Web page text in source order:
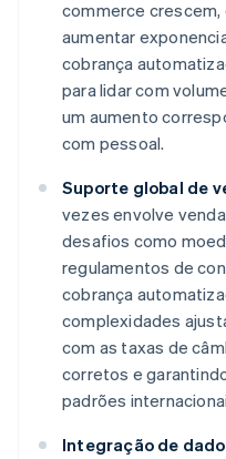
commerce
aumentar
cobrança
para lidar com
um aumento
com pessoal.
Suporte global de
vezes envolve
desafios como
regulamentos de
cobrança
complexidades
com as taxas de
corretos e
padrões
Integração de